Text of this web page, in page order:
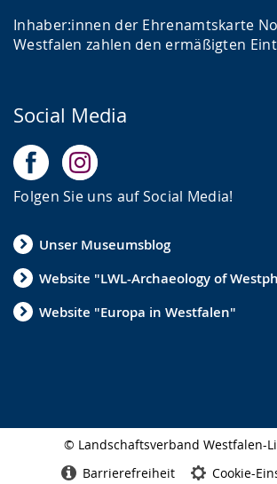
Inhaber:innen der Ehrenamtskarte
Westfalen zahlen den ermäßigten
Social Media
Folgen Sie uns auf Social Media!
Unser Museumsblog
Website "LWL-Archaeology of
Website "Europa in Westfalen"
© Landschaftsverband Westfalen-
Barrierefreiheit Cookie-